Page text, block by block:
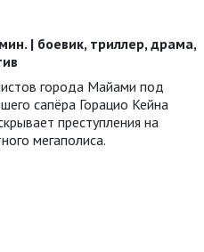
| боевик, триллер, драма,
города Майами под
сапёра Горацио Кейна
преступления на
мегаполиса.